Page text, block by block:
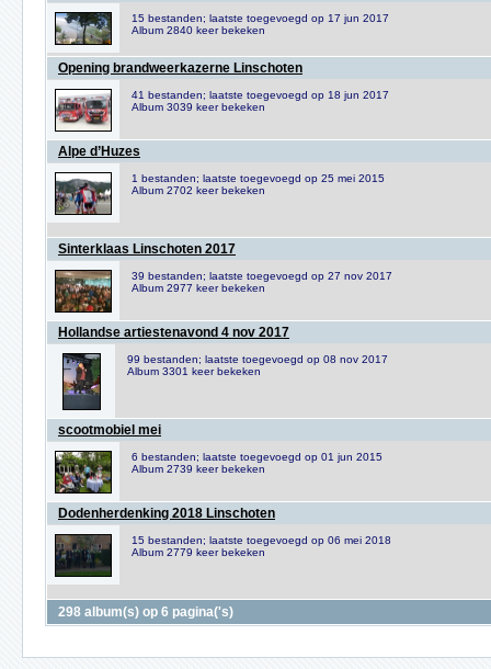
15 bestanden; laatste toegevoegd op 17 jun 2017
Album 2840 keer bekeken
Opening brandweerkazerne Linschoten
41 bestanden; laatste toegevoegd op 18 jun 2017
Album 3039 keer bekeken
Alpe d’Huzes
1 bestanden; laatste toegevoegd op 25 mei 2015
Album 2702 keer bekeken
Sinterklaas Linschoten 2017
39 bestanden; laatste toegevoegd op 27 nov 2017
Album 2977 keer bekeken
Hollandse artiestenavond 4 nov 2017
99 bestanden; laatste toegevoegd op 08 nov 2017
Album 3301 keer bekeken
scootmobiel mei
6 bestanden; laatste toegevoegd op 01 jun 2015
Album 2739 keer bekeken
Dodenherdenking 2018 Linschoten
15 bestanden; laatste toegevoegd op 06 mei 2018
Album 2779 keer bekeken
298 album(s) op 6 pagina('s)